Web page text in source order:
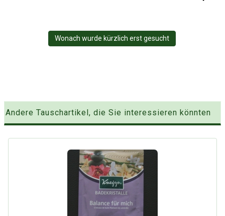
Wonach wurde kürzlich erst gesucht
Andere Tauschartikel, die Sie interessieren könnten